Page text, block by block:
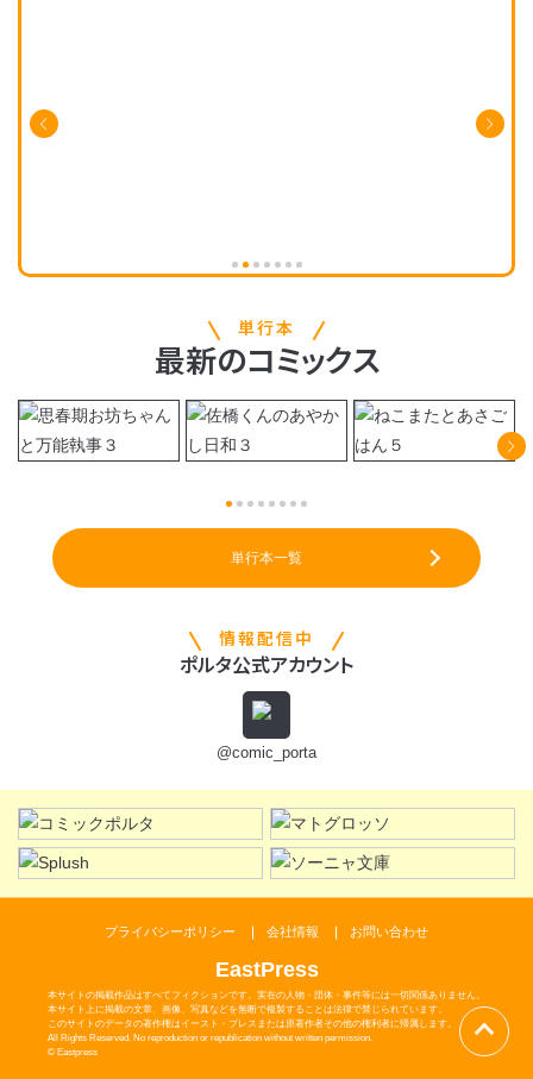
単行本
最新のコミックス
単行本一覧
情報配信中
ポルタ公式アカウント
@comic_porta
EastPress
本サイトの掲載作品はすべてフィクションです。実在の人物・団体・事件等には一切関係ありません。
本サイト上に掲載の文章、画像、写真などを無断で複製することは法律で禁じられています。
このサイトのデータの著作権はイースト・プレスまたは原著作者その他の権利者に帰属します。
All Rights Reserved. No reproduction or republication without written permission.
© Eastpress
プライバシーポリシー 会社情報 お問い合わせ